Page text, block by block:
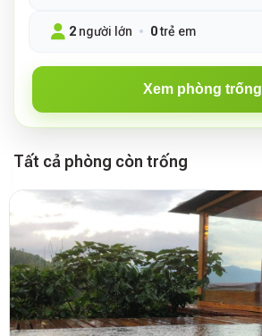
2 người lớn 0trẻ em
Xem phòng trống
Tất cả phòng còn trống